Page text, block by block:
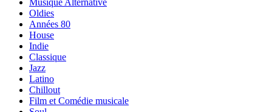
Musique Alternative
Oldies
Années 80
House
Indie
Classique
Jazz
Latino
Chillout
Film et Comédie musicale